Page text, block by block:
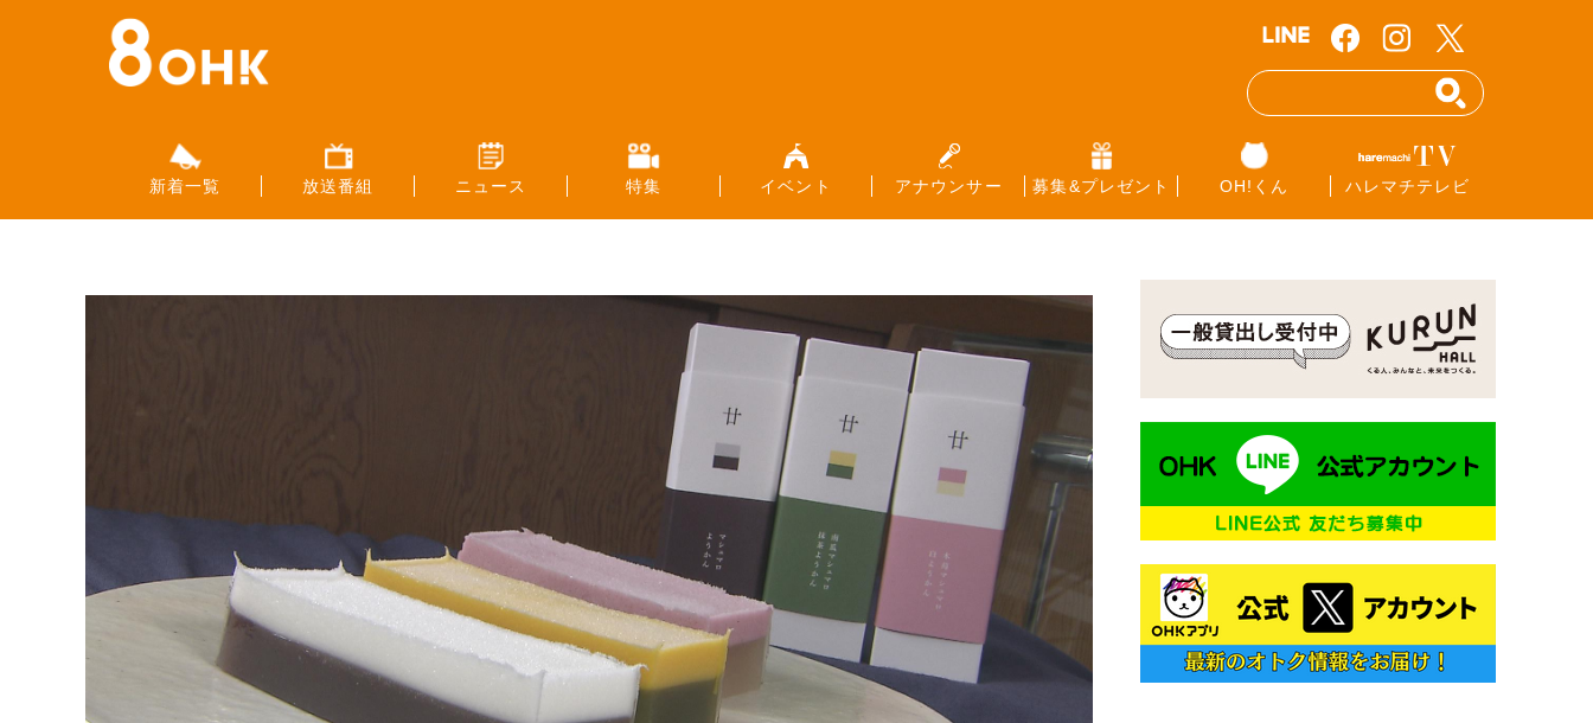
新着一覧 放送番組 ニュース 特集 イベント アナウンサー 募集&プレゼント OH!くん ハレマチテレビ